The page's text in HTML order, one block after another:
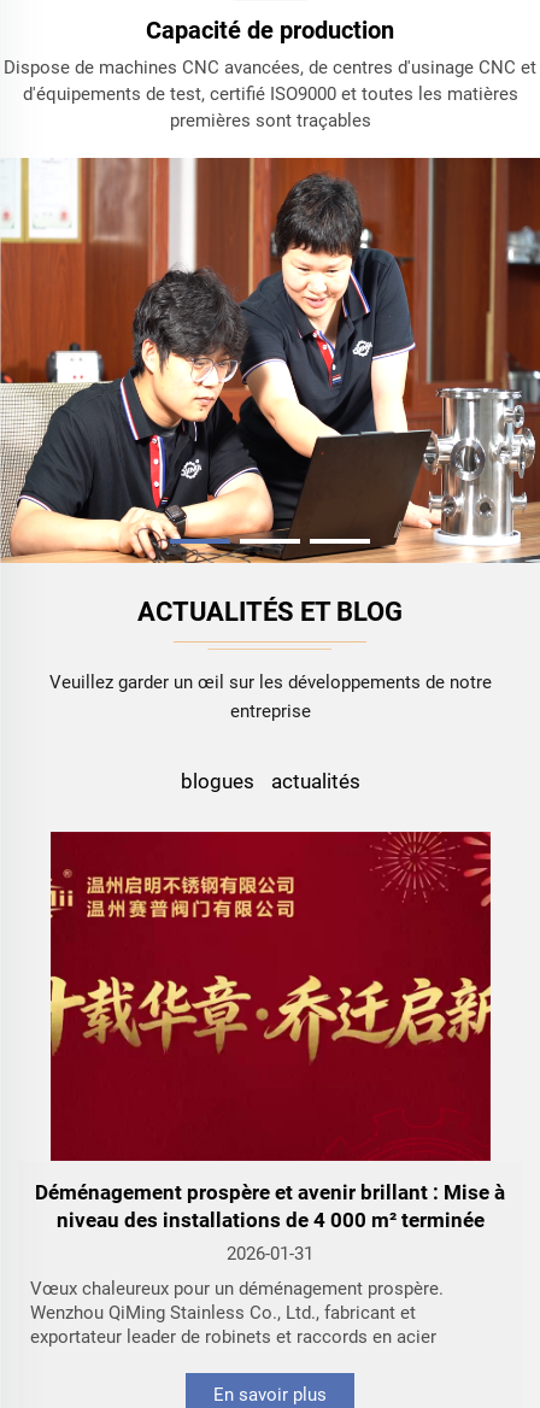
Capacité de production
Dispose de machines CNC avancées, de centres d'usinage CNC et
d'équipements de test, certifié ISO9000 et toutes les matières
premières sont traçables
ACTUALITÉS ET BLOG
Veuillez garder un œil sur les développements de notre
entreprise
blogues actualités
Déménagement prospère et avenir brillant : Mise à
niveau des installations de 4 000 m² terminée
2026-01-31
Vœux chaleureux pour un déménagement prospère.
Wenzhou QiMing Stainless Co., Ltd., fabricant et
exportateur leader de robinets et raccords en acier
d’annoncer la réussite de son déménagement...
En savoir plus